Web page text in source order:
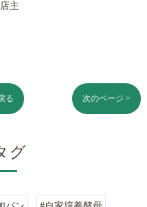
主
る 次のページ >
グ